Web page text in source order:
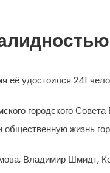
её удостоился 241
городского
общественную жизнь
Владимир Шмидт,